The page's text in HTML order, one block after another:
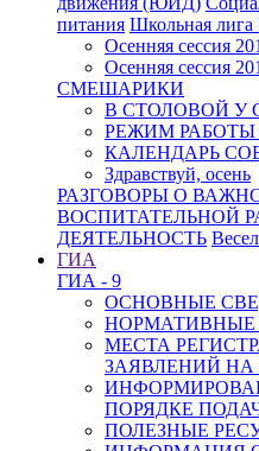
питания Школьная
Осенняя сессия
Осенняя сессия
СМЕШАРИКИ
В СТОЛОВОЙ У
РЕЖИМ
КАЛЕНДАРЬ
Здравствуй, осень
РАЗГОВОРЫ О
ВОСПИТАТЕЛЬНОЙ
ДЕЯТЕЛЬНОСТЬ
ГИА
ГИА - 9
ОСНОВНЫЕ
МЕСТА
ЗАЯВЛЕНИЙ НА
ПОРЯДКЕ
ПОЛЕЗНЫЕ